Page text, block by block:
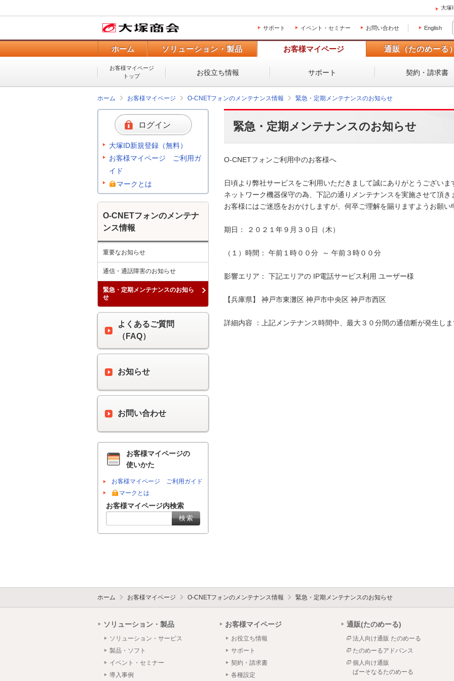
大塚
サポート イベント・セミナー お問い合わせ English
ホーム ソリューション・製品 お客様マイページ 通販（たのめーる
お客様マイページ
トップ
お役立ち情報 サポート 契約・請求書
ホーム お客様マイページ O-CNETフォンのメンテナンス情報 緊急・定期メンテナンスのお知らせ
緊急・定期メンテナンスのお知らせ
O-CNETフォンご利用中のお客様へ
日頃より弊社サービスをご利用いただきまして誠にありがとうございま
ネットワーク機器保守の為、下記の通りメンテナンスを実施させて頂き
お客様にはご迷惑をおかけしますが、何卒ご理解を賜りますようお願い
期日： ２０２１年９月３０日（木）
（１）時間： 午前１時００分  ～ 午前３時００分
影響エリア： 下記エリアの IP電話サービス利用 ユーザー様
【兵庫県】 神戸市東灘区 神戸市中央区 神戸市西区
詳細内容 ：上記メンテナンス時間中、最大３０分間の通信断が発生し
ログイン
大塚ID新規登録（無料）
お客様マイページ ご利用ガ
イド
マークとは
O-CNETフォンのメンテナ
ンス情報
重要なお知らせ
通信・通話障害のお知らせ
緊急・定期メンテナンスのお知ら
せ
よくあるご質問
（FAQ）
お知らせ
お問い合わせ
お客様マイページの
使いかた
お客様マイページ ご利用ガイド
マークとは
お客様マイページ内検索
ホーム お客様マイページ O-CNETフォンのメンテナンス情報 緊急・定期メンテナンスのお知らせ
ソリューション・製品
ソリューション・サービス
製品・ソフト
イベント・セミナー
導入事例
お客様マイページ
お役立ち情報
サポート
契約・請求書
各種設定
通販(たのめーる)
法人向け通販 たのめーる
たのめーるアドバンス
個人向け通販
ぱーそなるたのめーる